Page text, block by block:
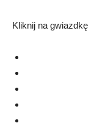
Kliknij na gwiazdkę